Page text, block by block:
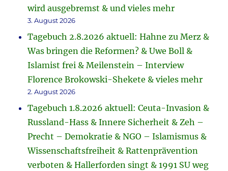
wird ausgebremst & und vieles mehr
3. August 2026
Tagebuch 2.8.2026 aktuell: Hahne zu Merz &
Was bringen die Reformen? & Uwe Boll &
Islamist frei & Meilenstein – Interview
Florence Brokowski-Shekete & vieles mehr
2. August 2026
Tagebuch 1.8.2026 aktuell: Ceuta-Invasion &
Russland-Hass & Innere Sicherheit & Zeh –
Precht – Demokratie & NGO – Islamismus &
Wissenschaftsfreiheit & Rattenprävention
verboten & Hallerforden singt & 1991 SU weg